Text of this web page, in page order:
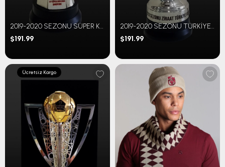
2019-2020 SEZONU SÜPER KUPA 20 CM
$191.99
2019-2020 SEZONU TÜRKİYE KUPASI 16 CM
$191.99
Ücretsiz Kargo